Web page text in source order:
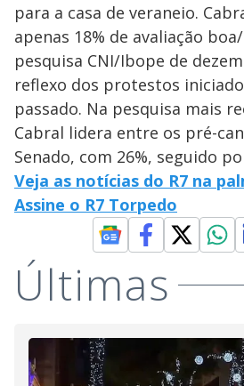
para a casa de veraneio.
apenas 18% de avaliação
pesquisa CNI/Ibope de
reflexo dos protestos
passado. Na pesquisa mais
Cabral lidera entre os pré-
Senado, com 26%, seguido
Veja as notícias do R7 na
Assine o R7 Torpedo
Últimas